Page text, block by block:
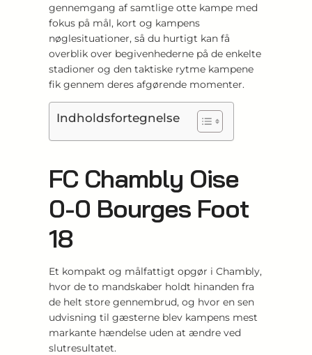
gennemgang af samtlige otte kampe med
fokus på mål, kort og kampens
nøglesituationer, så du hurtigt kan få
overblik over begivenhederne på de enkelte
stadioner og den taktiske rytme kampene
fik gennem deres afgørende momenter.
Indholdsfortegnelse
FC Chambly Oise
0-0 Bourges Foot
18
Et kompakt og målfattigt opgør i Chambly,
hvor de to mandskaber holdt hinanden fra
de helt store gennembrud, og hvor en sen
udvisning til gæsterne blev kampens mest
markante hændelse uden at ændre ved
slutresultatet.